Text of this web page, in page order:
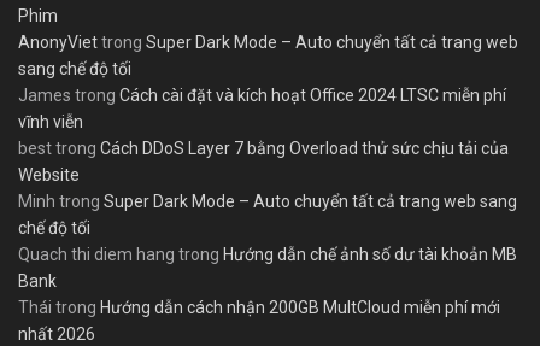
Phim
AnonyViettrong Super Dark Mode – Auto chuyển tất cả trang web
sang chế độ tối
James trong Cách cài đặt và kích hoạt Office 2024 LTSC miễn phí
vĩnh viễn
besttrong Cách DDoS Layer 7 bằng Overload thử sức chịu tải của
Website
Minh trong Super Dark Mode – Auto chuyển tất cả trang web sang
chế độ tối
Quach thi diem hang trong Hướng dẫn chế ảnh số dư tài khoản MB
Bank
Thái trong Hướng dẫn cách nhận 200GB MultCloud miễn phí mới
nhất 2026